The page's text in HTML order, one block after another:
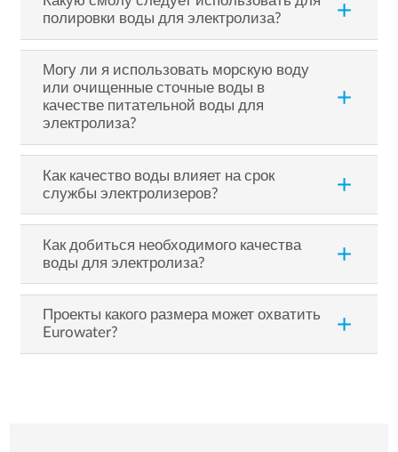
полировки воды для электролиза?
add
Могу ли я использовать морскую воду
или очищенные сточные воды в
качестве питательной воды для
электролиза?
add
Как качество воды влияет на срок
службы электролизеров?
add
Как добиться необходимого качества
воды для электролиза?
add
Проекты какого размера может охватить
Eurowater?
add